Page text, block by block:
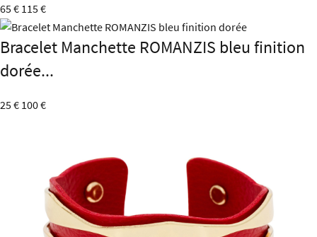
65 € 115 €
Bracelet Manchette ROMANZIS bleu finition
dorée...
25 € 100 €